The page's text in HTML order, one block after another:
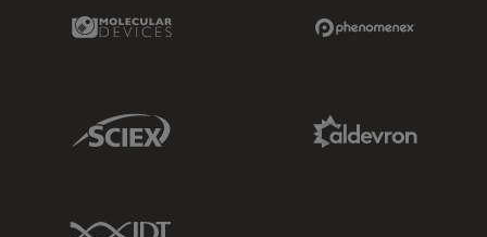
Molecular Devices Link
Sciex Link
IDT Link